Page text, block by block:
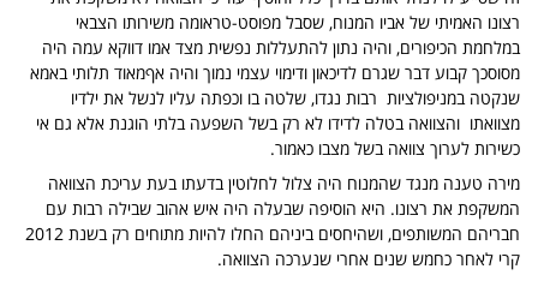
רצונו האמיתי של אביו המנוח, שסבל מפוסט-טראומה משירותו הצבאי
במלחמת הכיפורים, והיה נתון להתעללות נפשית מצד אמו דווקא עמה היה
מסוסכך קבוע דבר שגרם לדיכאון ודימוי עצמי נמוך והיה אףמאוד תלותי באמא
שנקטה במניפולציות רבות נגדו, שלטה בו וכפתה עליו לנשל את ילדיו
מצוואתו והצוואה בטלה לדידו לא רק בשל השפעה בלתי הוגנת אלא גם אי
כשירות לערוך צוואה בשל מצבו כאמור.
מירה טענה מנגד שהמנוח היה צלול לחלוטין בדעתו בעת עריכת הצוואה
המשקפת את רצונו. היא הוסיפה שבעלה היה איש אהוב שבילה רבות עם
חבריהם המשותפים, ושהיחסים ביניהם החלו להיות מתוחים רק בשנת 2012
קרי לאחר כחמש שנים אחרי שנערכה הצוואה.